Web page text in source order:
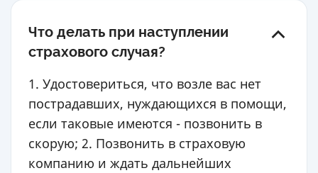
Что делать при наступлении
страхового случая?
1. Удостовериться, что возле вас нет
пострадавших, нуждающихся в помощи,
если таковые имеются - позвонить в
скорую; 2. Позвонить в страховую
компанию и ждать дальнейших